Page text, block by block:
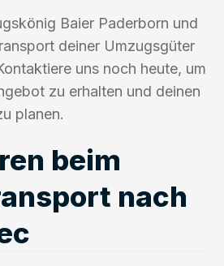
Baier Paderborn und
deiner Umzugsgüter
uns noch heute, um
zu erhalten und deinen
planen.
beim
nach